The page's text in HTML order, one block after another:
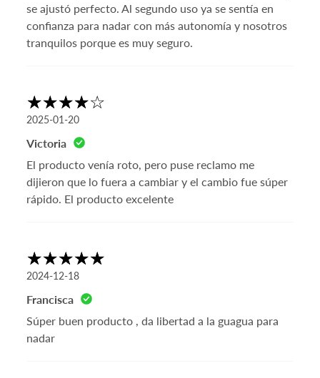
se ajustó perfecto. Al segundo uso ya se sentía en
confianza para nadar con más autonomía y nosotros
tranquilos porque es muy seguro.
2025-01-20
Victoria
El producto venía roto, pero puse reclamo me
dijieron que lo fuera a cambiar y el cambio fue súper
rápido. El producto excelente
2024-12-18
Francisca
Súper buen producto , da libertad a la guagua para
nadar